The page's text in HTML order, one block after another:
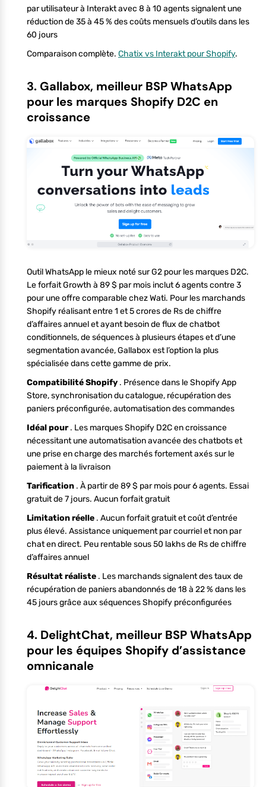
par utilisateur à Interakt avec 8 à 10 agents signalent une
réduction de 35 à 45 % des coûts mensuels d’outils dans les
60 jours
Comparaison complète. Chatix vs Interakt pour Shopify.
3. Gallabox, meilleur BSP WhatsApp
pour les marques Shopify D2C en
croissance
Outil WhatsApp le mieux noté sur G2 pour les marques D2C.
Le forfait Growth à 89 $ par mois inclut 6 agents contre 3
pour une offre comparable chez Wati. Pour les marchands
Shopify réalisant entre 1 et 5 crores de Rs de chiffre
d’affaires annuel et ayant besoin de flux de chatbot
conditionnels, de séquences à plusieurs étapes et d’une
segmentation avancée, Gallabox est l’option la plus
spécialisée dans cette gamme de prix.
Compatibilité Shopify . Présence dans le Shopify App
Store, synchronisation du catalogue, récupération des
paniers préconfigurée, automatisation des commandes
Idéal pour. Les marques Shopify D2C en croissance
nécessitant une automatisation avancée des chatbots et
une prise en charge des marchés fortement axés sur le
paiement à la livraison
Tarification . À partir de 89 $ par mois pour 6 agents. Essai
gratuit de 7 jours. Aucun forfait gratuit
Limitation réelle . Aucun forfait gratuit et coût d’entrée
plus élevé. Assistance uniquement par courriel et non par
chat en direct. Peu rentable sous 50 lakhs de Rs de chiffre
d’affaires annuel
Résultat réaliste . Les marchands signalent des taux de
récupération de paniers abandonnés de 18 à 22 % dans les
45 jours grâce aux séquences Shopify préconfigurées
4. DelightChat, meilleur BSP WhatsApp
pour les équipes Shopify d’assistance
omnicanale